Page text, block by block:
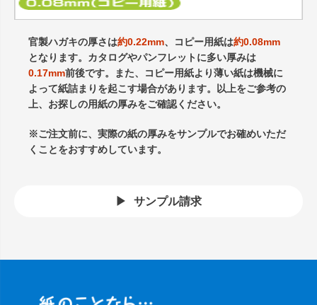
官製ハガキの厚さは約0.22mm、コピー用紙は約0.08mm
となります。カタログやパンフレットに多い厚みは
0.17mm前後です。また、コピー用紙より薄い紙は機械に
よって紙詰まりを起こす場合があります。以上をご参考の
上、お探しの用紙の厚みをご確認ください。
※ご注文前に、実際の紙の厚みをサンプルでお確めいただ
くことをおすすめしています。
サンプル請求